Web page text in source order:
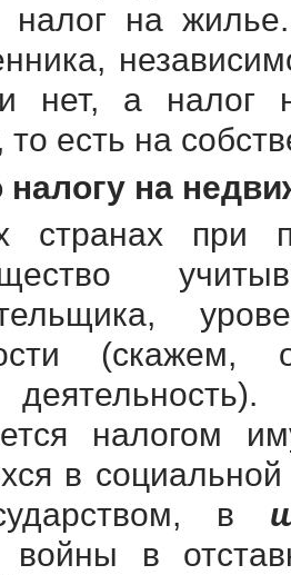
налог на
нет, а налог
то есть на
на
странах при
(скажем,
налогом
в
в
войны в